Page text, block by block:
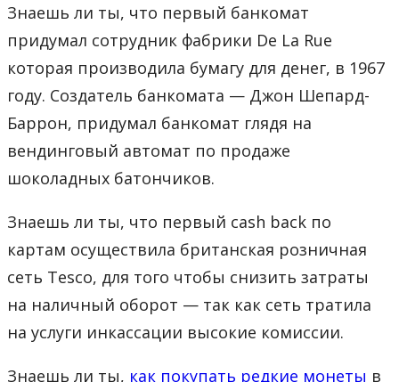
Знаешь ли ты, что первый банкомат
придумал сотрудник фабрики De La Rue
которая производила бумагу для денег, в 1967
году. Создатель банкомата — Джон Шепард-
Баррон, придумал банкомат глядя на
вендинговый автомат по продаже
шоколадных батончиков.
Знаешь ли ты, что первый cash back по
картам осуществила британская розничная
сеть Tesco, для того чтобы снизить затраты
на наличный оборот — так как сеть тратила
на услуги инкассации высокие комиссии.
Знаешь ли ты, как покупать редкие монеты в